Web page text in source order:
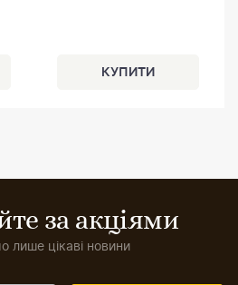
за акціями
лише цікаві новини